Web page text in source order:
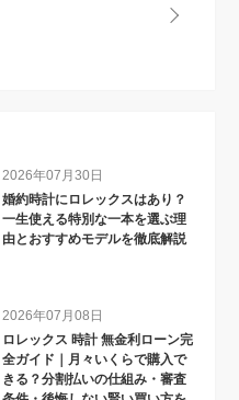
2026年07月30日
婚約時計にロレックスはあり？
一生使える特別な一本を選ぶ理
由とおすすめモデルを徹底解説
2026年07月08日
ロレックス 時計 無金利ローン完
全ガイド｜月々いくらで購入で
きる？分割払いの仕組み・審査